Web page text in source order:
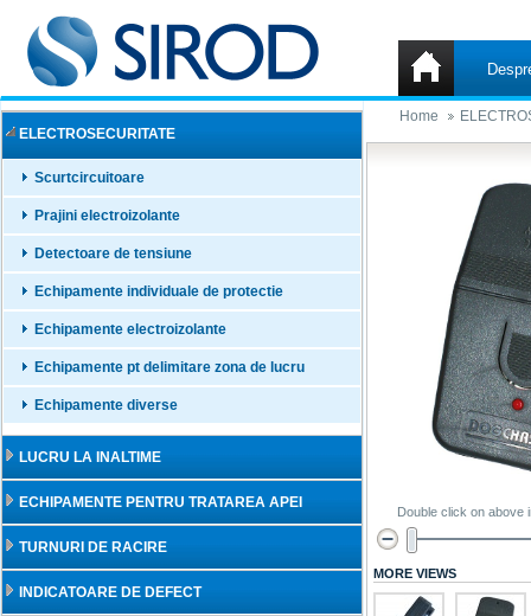
ELECTROSECURITATE
Scurtcircuitoare
Prajini electroizolante
Detectoare de tensiune
Echipamente individuale de protectie
Echipamente electroizolante
Echipamente pt delimitare zona de lucru
Echipamente diverse
LUCRU LA INALTIME
ECHIPAMENTE PENTRU TRATAREA APEI
TURNURI DE RACIRE
INDICATOARE DE DEFECT
Home
Double click on above
MORE VIEWS